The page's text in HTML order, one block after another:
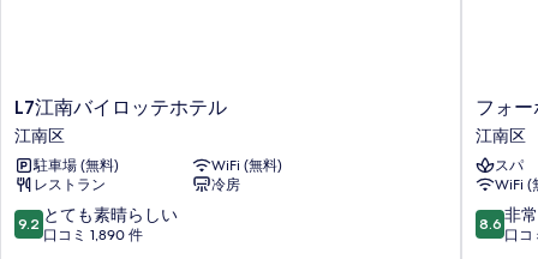
L7
江
南
バ
イ
ロ
ッ
L7江南バイロッテホテル
江南区
駐車場 (無料)
WiFi (無料)
レストラン
冷房
10
段
9.2 とても素晴らしい
口コミ 1,890 件
フ
ォ
ー
ポ
イ
ン
ト
フォ
江南区
スパ
WiFi (
10
段
8.6 非
口コ